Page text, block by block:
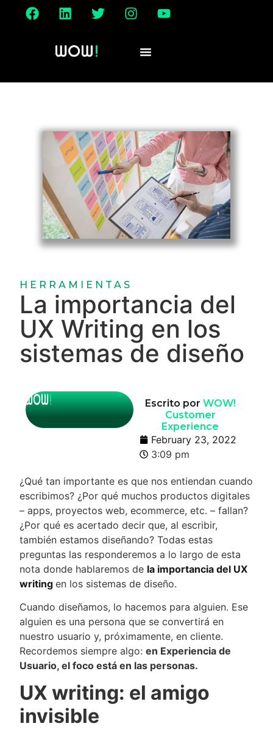
HERRAMIENTAS
La importancia del
UX Writing en los
sistemas de diseño
Escrito por WOW!
Customer
Experience
February 23, 2022
3:09 pm
¿Qué tan importante es que nos entiendan cuando
escribimos? ¿Por qué muchos productos digitales
– apps, proyectos web, ecommerce, etc. – fallan?
¿Por qué es acertado decir que, al escribir,
también estamos diseñando? Todas estas
preguntas las responderemos a lo largo de esta
nota donde hablaremos de la importancia del UX
writing en los sistemas de diseño.
Cuando diseñamos, lo hacemos para alguien. Ese
alguien es una persona que se convertirá en
nuestro usuario y, próximamente, en cliente.
Recordemos siempre algo: en Experiencia de
Usuario, el foco está en las personas.
UX writing: el amigo
invisible